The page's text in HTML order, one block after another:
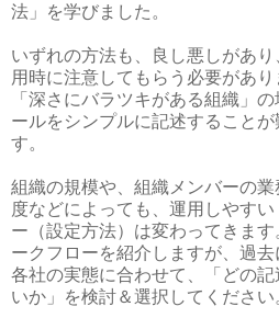
法」を学びました。
いずれの方法も、良し悪しがあ
用時に注意してもらう必要があ
「深さにバラツキがある組織」
ールをシンプルに記述すること
す。
組織の規模や、組織メンバーの
度などによっても、運用しやす
ー（設定方法）は変わってきま
ークフローを紹介しますが、過去
各社の実態に合わせて、「どの
いか」を検討＆選択してください